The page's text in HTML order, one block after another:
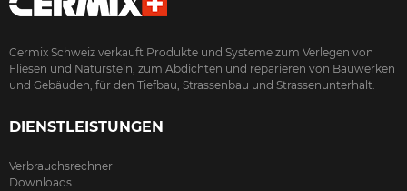
Cermix Schweiz verkauft Produkte und Systeme zum Verlegen von
Fliesen und Naturstein, zum Abdichten und reparieren von Bauwerken
und Gebäuden, für den Tiefbau, Strassenbau und Strassenunterhalt.
DIENSTLEISTUNGEN
Verbrauchsrechner
Downloads